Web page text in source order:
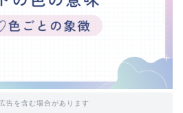
告を含む場合があります